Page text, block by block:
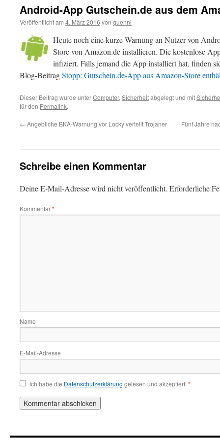
Android-App Gutschein.de aus dem
Veröffentlicht am 4. März 2016 von guenni
Heute noch eine kurze Warnung an Nutzer von
Store von Amazon.de installieren. Die kostenlose
infiziert. Falls jemand die App installiert hat, finden
Blog-BeitragStopp: Gutschein.de-App aus Amazon-Store
Dieser Beitrag wurde unterComputer, Sicherheitabgelegt und mit
für den Permalink.
← Angebliche BKA-Warnung vor Locky verteilt Trojaner Fünf Jahre
Schreibe einen Kommentar
Deine E-Mail-Adresse wird nicht veröffentlicht. Erforderliche
Kommentar*
Name
E-Mail-Adresse
Ich habe die Datenschutzerklärung gelesen und akzeptiert. *